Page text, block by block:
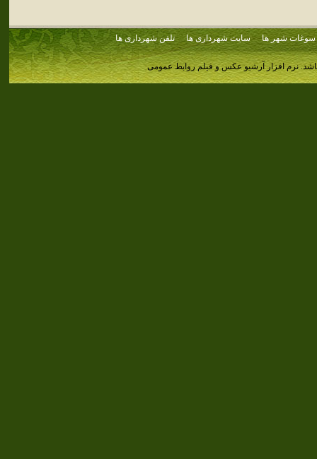
سوغات شهر ها سایت شهرداری ها تلفن شهرداری ها
نرم افزار آرشیو عکس و فیلم روابط عمومی